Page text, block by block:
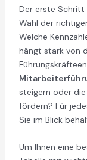
Der erste Schritt
Wahl der
Welche
hängt stark von
steigern oder die
fördern? Für
Sie im Blick
Um Ihnen eine